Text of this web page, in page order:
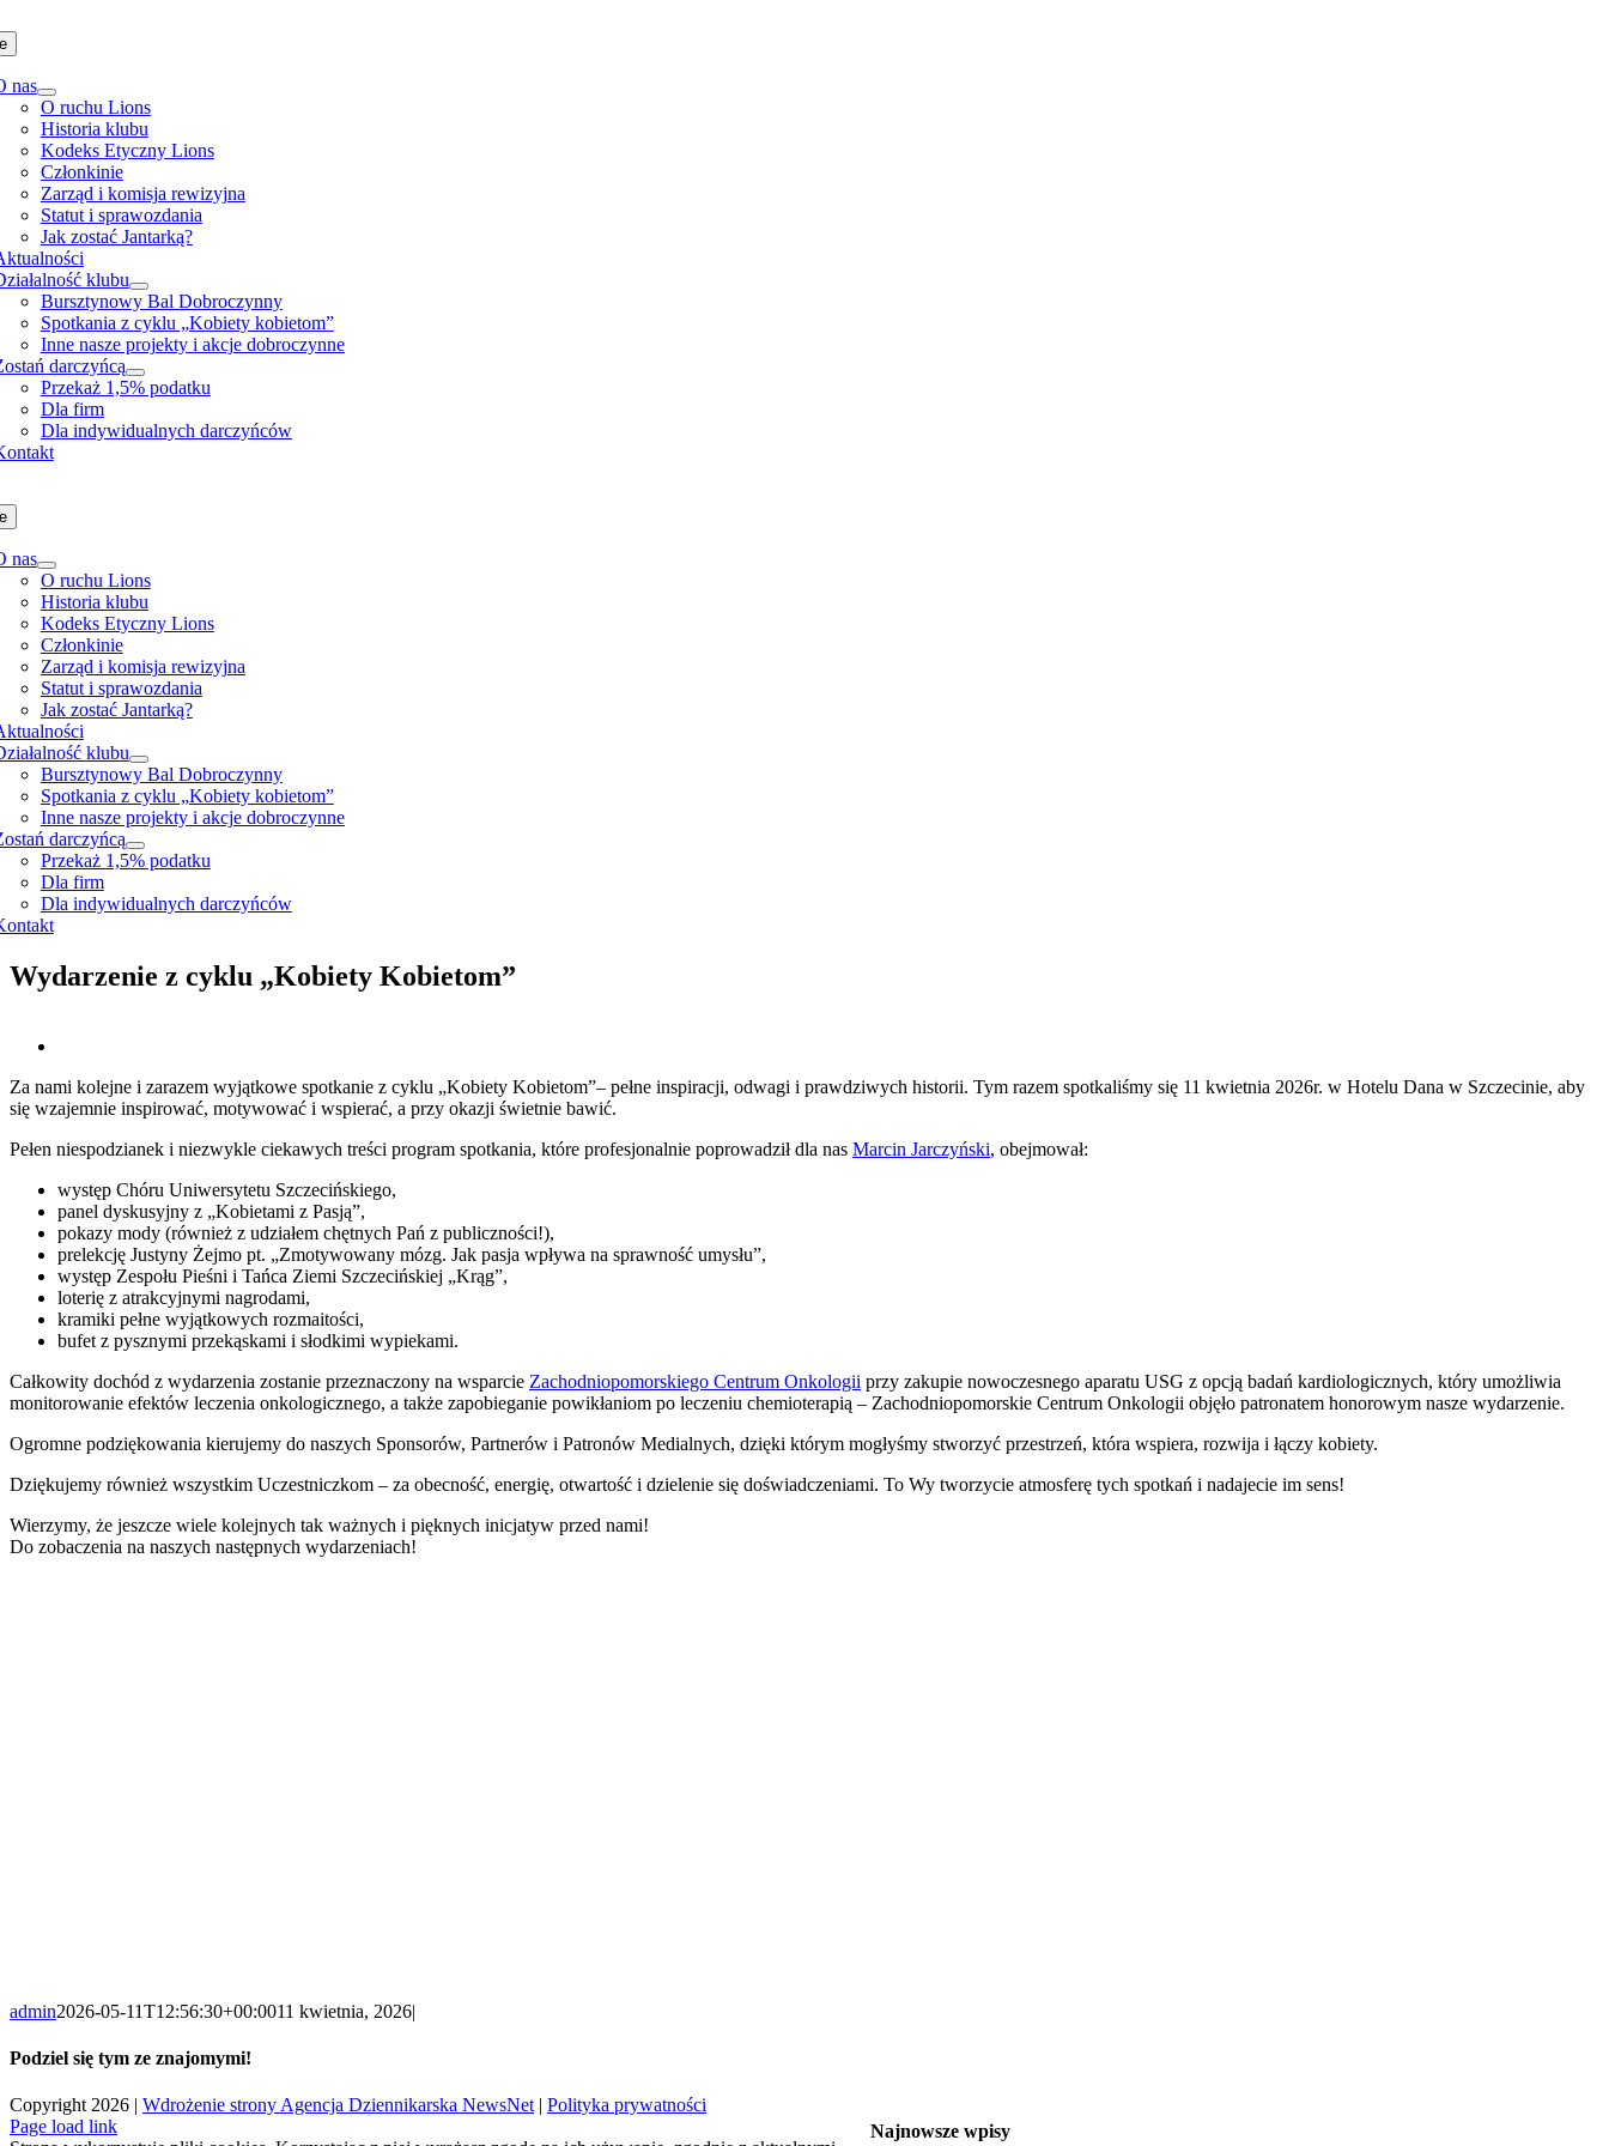
to
content
nas
O ruchu Lions
Historia klubu
Kodeks Etyczny Lions
Członkinie
Zarząd i komisja rewizyjna
Statut i sprawozdania
Jak zostać Jantarką?
klubu
Bursztynowy Bal Dobroczynny
Spotkania z cyklu „Kobiety kobietom”
Inne nasze projekty i akcje dobroczynne
darczyńcą
Przekaż 1,5% podatku
Dla firm
Dla indywidualnych darczyńców
nas
O ruchu Lions
Historia klubu
Kodeks Etyczny Lions
Członkinie
Zarząd i komisja rewizyjna
Statut i sprawozdania
Jak zostać Jantarką?
klubu
Bursztynowy Bal Dobroczynny
Spotkania z cyklu „Kobiety kobietom”
Inne nasze projekty i akcje dobroczynne
darczyńcą
Przekaż 1,5% podatku
Dla firm
Dla indywidualnych darczyńców
Wydarzenie z cyklu „Kobiety Kobietom”
Image
Za nami kolejne i zarazem wyjątkowe spotkanie z cyklu „Kobiety Kobietom”– pełne inspiracji, odwagi i prawdziwych historii. Tym razem spotkaliśmy się 11 kwietnia 2026r. w Hotelu Dana w Szczecinie, aby
się wzajemnie inspirować, motywować i wspierać, a przy okazji świetnie bawić.
Pełen niespodzianek i niezwykle ciekawych treści program spotkania, które profesjonalnie poprowadził dla nas Marcin Jarczyński, obejmował:
występ Chóru Uniwersytetu Szczecińskiego,
panel dyskusyjny z „Kobietami z Pasją”,
pokazy mody (również z udziałem chętnych Pań z publiczności!),
prelekcję Justyny Żejmo pt. „Zmotywowany mózg. Jak pasja wpływa na sprawność umysłu”,
występ Zespołu Pieśni i Tańca Ziemi Szczecińskiej „Krąg”,
loterię z atrakcyjnymi nagrodami,
kramiki pełne wyjątkowych rozmaitości,
bufet z pysznymi przekąskami i słodkimi wypiekami.
Całkowity dochód z wydarzenia zostanie przeznaczony na wsparcie Zachodniopomorskiego Centrum Onkologii przy zakupie nowoczesnego aparatu USG z opcją badań kardiologicznych, który umożliwia
monitorowanie efektów leczenia onkologicznego, a także zapobieganie powikłaniom po leczeniu chemioterapią – Zachodniopomorskie Centrum Onkologii objęło patronatem honorowym nasze wydarzenie.
Ogromne podziękowania kierujemy do naszych Sponsorów, Partnerów i Patronów Medialnych, dzięki którym mogłyśmy stworzyć przestrzeń, która wspiera, rozwija i łączy kobiety.
Dziękujemy również wszystkim Uczestniczkom – za obecność, energię, otwartość i dzielenie się doświadczeniami. To Wy tworzycie atmosferę tych spotkań i nadajecie im sens!
Wierzymy, że jeszcze wiele kolejnych tak ważnych i pięknych inicjatyw przed nami!
Do zobaczenia na naszych następnych wydarzeniach!
admin2026-05-11T12:56:30+00:0011 kwietnia, 2026|
Podziel się tym ze znajomymi!
Facebook
X
LinkedIn
WhatsApp
Email
Copy
Link
Najnowsze wpisy
Copyright 2026 | Wdrożenie strony Agencja Dziennikarska NewsNet | Polityka prywatności
Page load link